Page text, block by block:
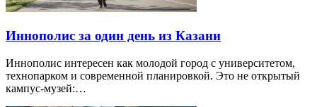
Иннополис за один день из Казани
Иннополис интересен как молодой город с университетом,
технопарком и современной планировкой. Это не открытый
кампус-музей:…